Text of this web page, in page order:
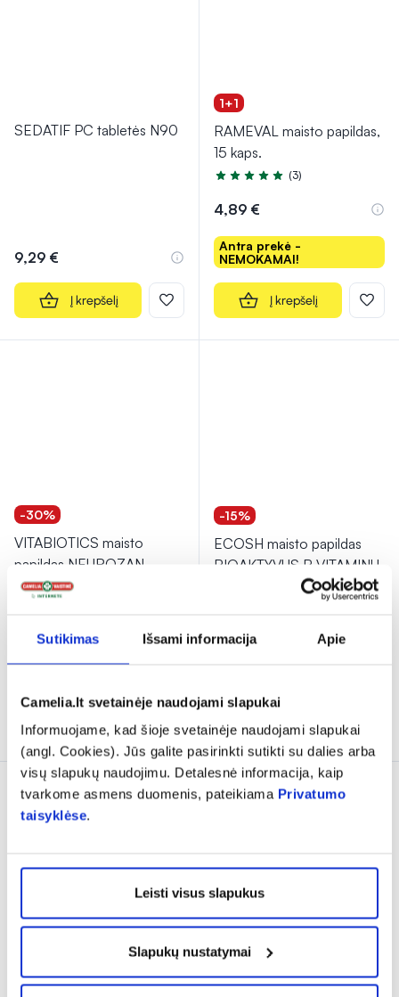
Sutikimas Išsami informacija Apie
Camelia.lt svetainėje naudojami slapukai
Informuojame, kad šioje svetainėje naudojami slapukai
(angl. Cookies). Jūs galite pasirinkti sutikti su dalies arba
visų slapukų naudojimu. Detalesnė informacija, kaip
tvarkome asmens duomenis, pateikiama Privatumo
taisyklėse.
Leisti visus slapukus
Slapukų nustatymai
SEDATIF PC tabletės N90
9,29 €
Į krepšelį
1+1
RAMEVAL maisto papildas,
15 kaps.
Įvertinimas 5.0 iš 5
(3)
4,89 €
Antra prekė -
NEMOKAMAI!
Į krepšelį
-30%
VITABIOTICS maisto
papildas NEUROZAN
ORIGINAL, 30 tab.
15,46 € 22,09 €
Į krepšelį
-15%
ECOSH maisto papildas
BIOAKTYVUS B VITAMINŲ
KOMPLEKSAS, 60 kaps.
19,37 € 22,79 €
Į krepšelį
maisto papildas MAGNIO
RAMEVAL geriamieji lašai
(tirpalas) 50 ml